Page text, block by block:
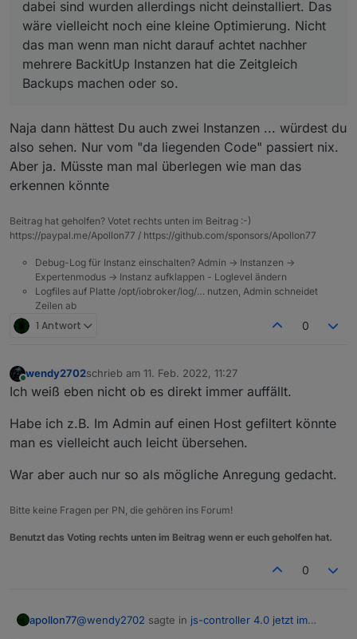
nachinstalliert werden müssen und das
automatisch tun
Raspi Imager bespielt.
per einzeiler iob installiert
Admin geht
mit iob setup custom daraus einen Slave gemacht
iob gestoppt und JS 4.0.7 update
iob start und bisschen gewartet, dann wurden alle
Adapter/Instanzen welche bei der
Grundinstallation dabei sind wurden allerdings
nicht deinstalliert. Das wäre vielleicht noch eine
kleine Optimierung. Nicht das man wenn man nicht
darauf achtet nachher mehrere BackitUp Instanzen
hat die Zeitgleich Backups machen oder so.
dabei sind wurden allerdings nicht deinstalliert. Das
wäre vielleicht noch eine kleine Optimierung. Nicht
das man wenn man nicht darauf achtet nachher
mehrere BackitUp Instanzen hat die Zeitgleich
Backups machen oder so.
Naja dann hättest Du auch zwei Instanzen ... würdest du
also sehen. Nur vom "da liegenden Code" passiert nix.
Aber ja. Müsste man mal überlegen wie man das
erkennen könnte
Beitrag hat geholfen? Votet rechts unten im Beitrag :-)
https://paypal.me/Apollon77 / https://github.com/sponsors/Apollon77
Debug-Log für Instanz einschalten? Admin -> Instanzen ->
Expertenmodus -> Instanz aufklappen - Loglevel ändern
Logfiles auf Platte /opt/iobroker/log/… nutzen, Admin schneidet
Zeilen ab
1 Antwort 0
Online
wendy2702schrieb am 11. Feb. 2022, 11:27
zuletzt editiert von
Ich weiß eben nicht ob es direkt immer auffällt.
Habe ich z.B. Im Admin auf einen Host gefiltert könnte
man es vielleicht auch leicht übersehen.
War aber auch nur so als mögliche Anregung gedacht.
Bitte keine Fragen per PN, die gehören ins Forum!
Benutzt das Voting rechts unten im Beitrag wenn er euch geholfen hat.
0
apollon77@wendy2702 sagte in js-controller 4.0 jetzt im